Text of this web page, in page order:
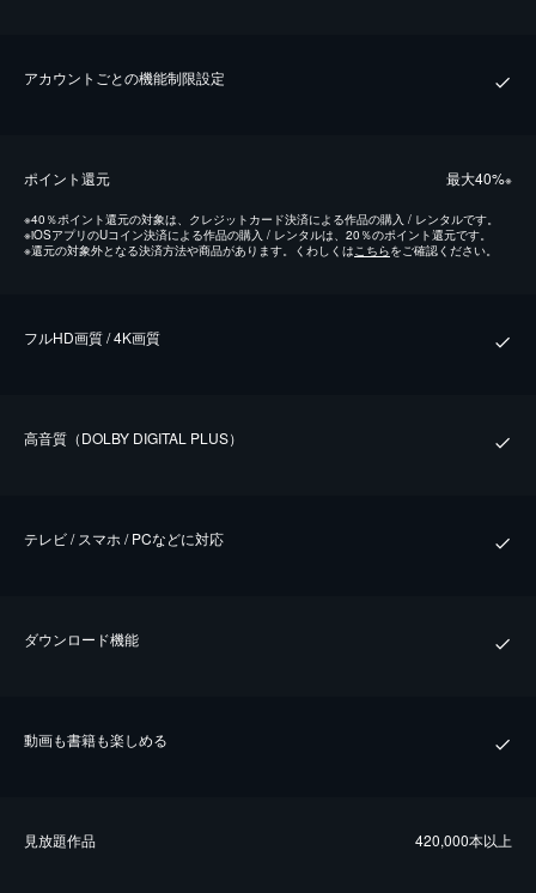
アカウントごとの機能制限設定
ポイント還元 最⼤40%※
※40％ポイント還元の対象は、クレジットカード決済による作品の購入 / レンタルです。
※iOSアプリのUコイン決済による作品の購入 / レンタルは、20％のポイント還元です。
※還元の対象外となる決済方法や商品があります。くわしくはこちらをご確認ください。
フルHD画質 / 4K画質
⾼⾳質（DOLBY DIGITAL PLUS）
テレビ / スマホ / PCなどに対応
ダウンロード機能
動画も書籍も楽しめる
⾒放題作品 420,000本以上